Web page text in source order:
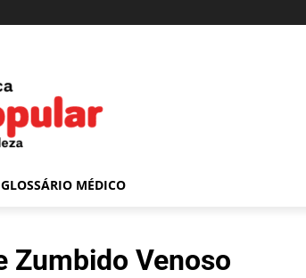
GLOSSÁRIO MÉDICO
Zumbido Venoso